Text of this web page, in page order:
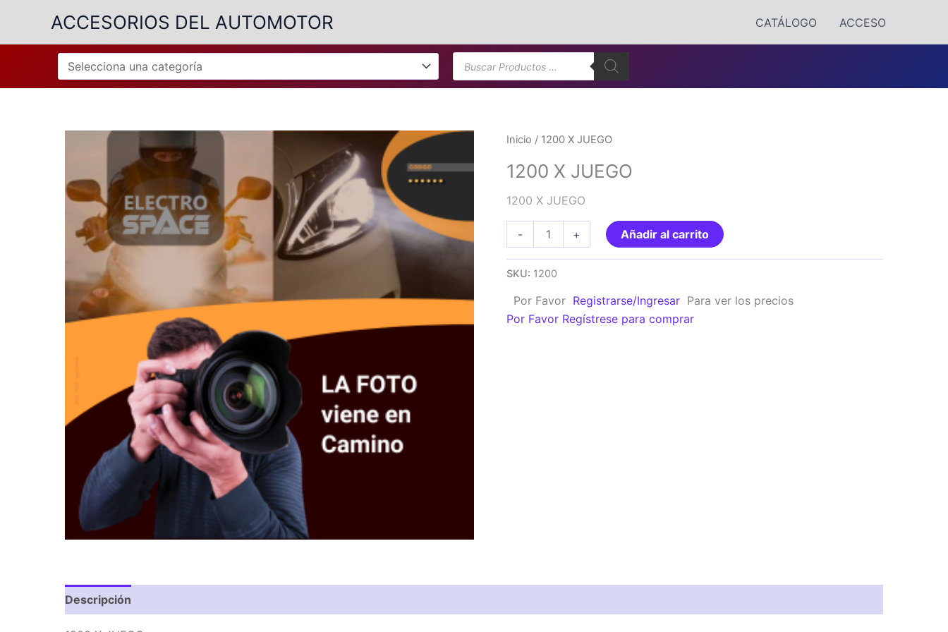
contenido
ACCESORIOS DEL AUTOMOTOR CATÁLOGO ACCESO
Búsqueda
de
productos
Inicio / 1200 X JUEGO
1200 X JUEGO
1200 X JUEGO
-
X
JUEGO
+ Añadir al carrito
SKU: 1200
Por Favor Registrarse/Ingresar Para ver los precios
Por Favor Regístrese para comprar
Descripción